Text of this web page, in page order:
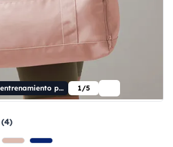
Bolsa de entrenamiento pequeña 1/5